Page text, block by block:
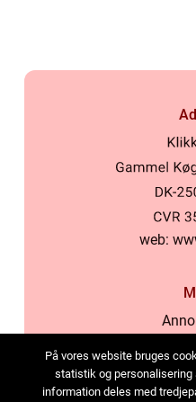
web:
På vores website bruges
statistik og personalisering
information deles med